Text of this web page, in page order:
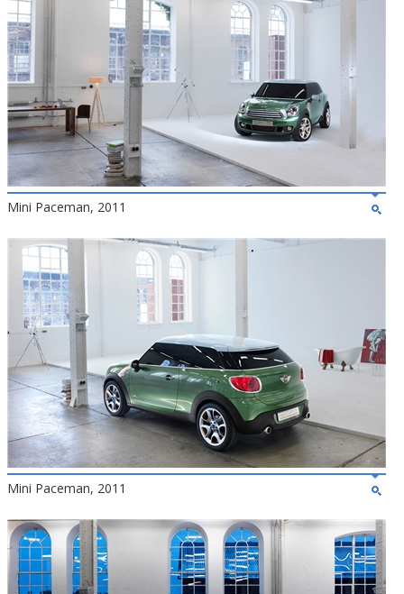
Mini Paceman, 2011
Mini Paceman, 2011